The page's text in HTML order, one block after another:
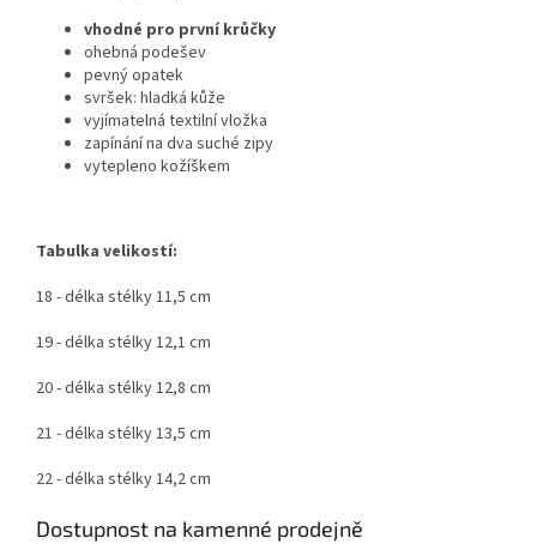
vhodné pro první krůčky
ohebná podešev
pevný opatek
svršek: hladká kůže
vyjímatelná textilní vložka
zapínání na dva suché zipy
vytepleno kožíškem
Tabulka velikostí:
18 - délka stélky 11,5 cm
19 - délka stélky 12,1 cm
20 - délka stélky 12,8 cm
21 - délka stélky 13,5 cm
22 - délka stélky 14,2 cm
Dostupnost na kamenné prodejně